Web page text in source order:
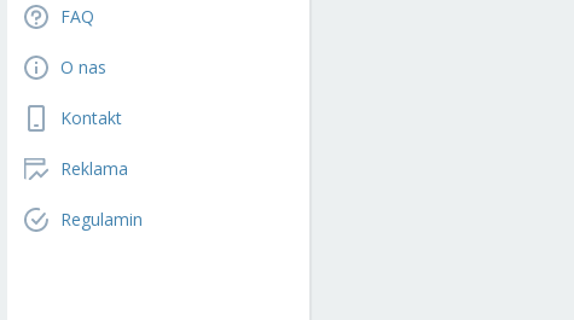
FAQ
O nas
Kontakt
Reklama
Regulamin